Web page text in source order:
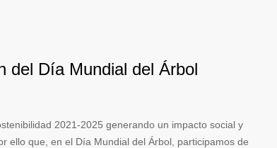
del Día Mundial del Árbol
2021-2025 generando un impacto social y
ello que, en el Día Mundial del Árbol, participamos de